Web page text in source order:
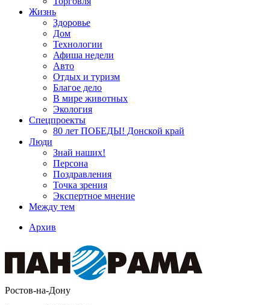
Жизнь
Здоровье
Дом
Технологии
Афиша недели
Авто
Отдых и туризм
Благое дело
В мире животных
Экология
Спецпроекты
80 лет ПОБЕДЫ! Донской край
Люди
Знай наших!
Персона
Поздравления
Точка зрения
Экспертное мнение
Между тем
Архив
Ростов-на-Дону